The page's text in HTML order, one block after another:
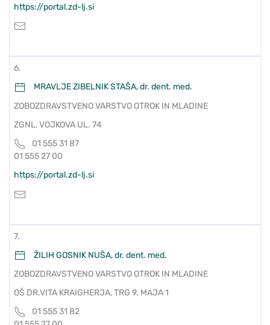
https://portal.zd-lj.si
6.
MRAVLJE ZIBELNIK STAŠA, dr. dent. med.
ZOBOZDRAVSTVENO VARSTVO OTROK IN MLADINE
ZGNL, VOJKOVA UL. 74
01 555 31 87
01 555 27 00
https://portal.zd-lj.si
7.
ŽILIH GOSNIK NUŠA, dr. dent. med.
ZOBOZDRAVSTVENO VARSTVO OTROK IN MLADINE
OŠ DR.VITA KRAIGHERJA, TRG 9. MAJA 1
01 555 31 82